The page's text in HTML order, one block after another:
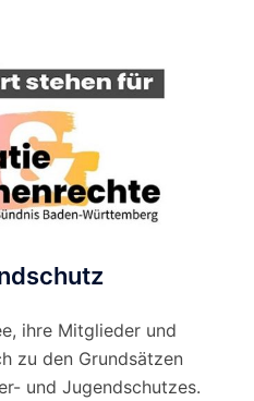
ihre Mitglieder und
zu den Grundsätzen
und Jugendschutzes.